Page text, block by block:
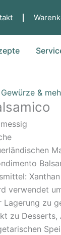
Gewürze &
Xanthan
verwendet
Lagerung zu
zu Desserts,